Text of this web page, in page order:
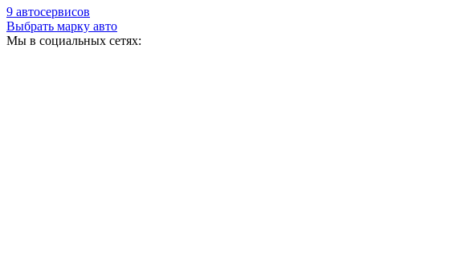
9 автосервисов
Выбрать марку авто
Мы в социальных сетях: